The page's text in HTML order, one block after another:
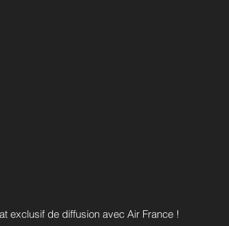
exclusif de diffusion avec Air France !